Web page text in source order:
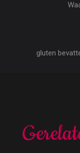
gluten